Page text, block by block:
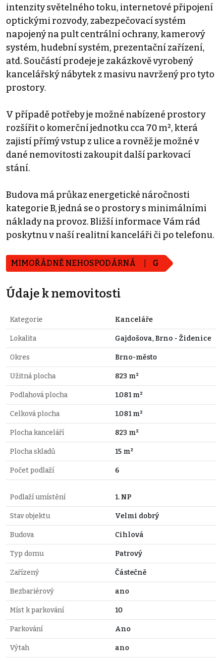
intenzity světelného toku, internetové připojení
optickými rozvody, zabezpečovací systém
napojený na pult centrální ochrany, kamerový
systém, hudební systém, prezentační zařízení,
atd. Součástí prodeje je zakázkově vyrobený
kancelářský nábytek z masivu navržený pro tyto
prostory.
V případě potřeby je možné nabízené prostory
rozšířit o komerční jednotku cca 70 m², která
zajistí přímý vstup z ulice a rovněž je možné v
dané nemovitosti zakoupit další parkovací
stání.
Budova má průkaz energetické náročnosti
kategorie B, jedná se o prostory s minimálními
náklady na provoz. Bližší informace Vám rád
poskytnu v naší realitní kanceláři či po telefonu.
MIMOŘÁDNĚ NEHOSPODÁRNÁ G
Údaje k nemovitosti
Kategorie Kanceláře
Lokalita Gajdošova, Brno - Židenice
Okres Brno-město
Užitná plocha 823 m²
Podlahová plocha 1.081 m²
Celková plocha 1.081 m²
Plocha kanceláří 823 m²
Plocha skladů 15 m²
Počet podlaží 6
Podlaží umístění 1. NP
Stav objektu Velmi dobrý
Budova Cihlová
Typ domu Patrový
Zařízený Částečně
Bezbariérový ano
Míst k parkování 10
Parkování Ano
Výtah ano